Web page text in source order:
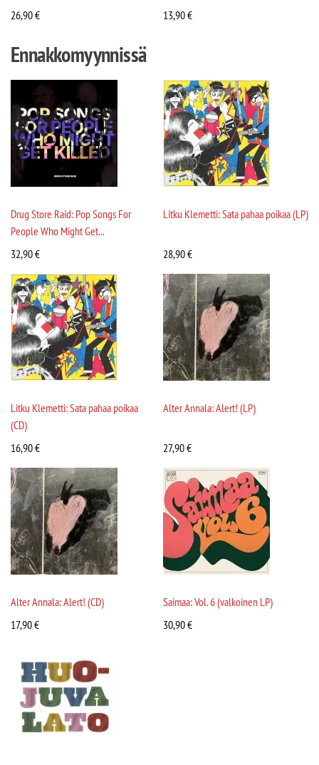
26,90€
13,90€
Ennakkomyynnissä
Drug Store Raid: Pop Songs For
People Who Might Get...
32,90€
Litku Klemetti: Sata pahaa poikaa (LP)
28,90€
Litku Klemetti: Sata pahaa poikaa
(CD)
16,90€
Alter Annala: Alert! (LP)
27,90€
Alter Annala: Alert! (CD)
17,90€
Saimaa: Vol. 6 (valkoinen LP)
30,90€